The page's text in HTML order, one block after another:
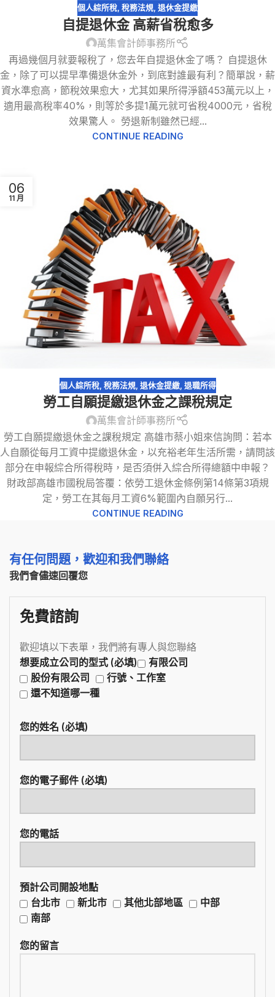
個人綜所稅, 稅務法規, 退休金提繳
自提退休金 高薪省稅愈多
萬集會計師事務所
再過幾個月就要報稅了，您去年自提退休金了嗎？ 自提退休
金，除了可以提早準備退休金外，到底對誰最有利？簡單說，薪
資水準愈高，節稅效果愈大，尤其如果所得淨額453萬元以上，
適用最高稅率40%，則等於多提1萬元就可省稅4000元，省稅
效果驚人。 勞退新制雖然已經...
CONTINUE READING
06
11 月
個人綜所稅, 稅務法規, 退休金提繳, 退職所得
勞工自願提繳退休金之課稅規定
萬集會計師事務所
勞工自願提繳退休金之課稅規定 高雄市蔡小姐來信詢問：若本
人自願從每月工資中提繳退休金，以充裕老年生活所需，請問該
部分在申報綜合所得稅時，是否須併入綜合所得總額中申報？
財政部高雄市國稅局答覆：依勞工退休金條例第14條第3項規
定，勞工在其每月工資6%範圍內自願另行...
CONTINUE READING
有任何問題，歡迎和我們聯絡
我們會儘速回覆您
免費諮詢
歡迎填以下表單，我們將有專人與您聯絡
想要成立公司的型式 (必填)
有限公司
股份有限公司
行號、工作室
還不知道哪一種
您的姓名 (必填)
您的電子郵件 (必填)
您的電話
預計公司開設地點
台北市
新北市 其他北部地區
中部
南部
您的留言